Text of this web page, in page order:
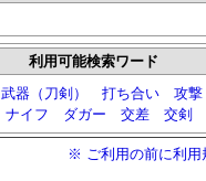
利用可能検索ワード
武器（刀剣） 打ち合い 攻撃
ナイフ ダガー 交差 交剣
※ ご利用の前に利用